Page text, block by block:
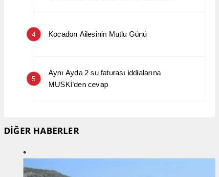
4 Kocadon Ailesinin Mutlu Günü
5
Aynı Ayda 2 su faturası iddialarına
MUSKİ’den cevap
DİĞER HABERLER